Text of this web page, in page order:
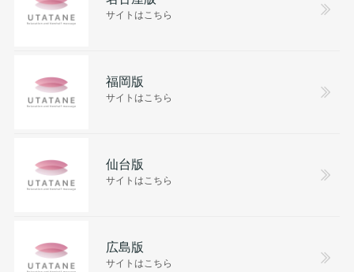
サイトはこちら
福岡版
サイトはこちら
仙台版
サイトはこちら
広島版
サイトはこちら